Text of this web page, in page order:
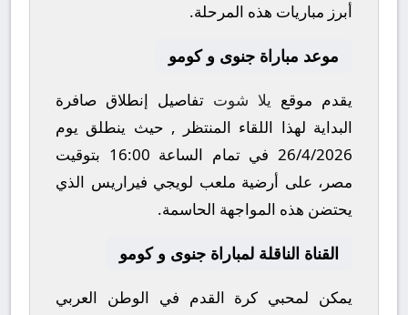
أبرز مباريات هذه المرحلة.
موعد مباراة جنوى و كومو
يقدم موقع يلا شوت تفاصيل إنطلاق صافرة
البداية لهذا اللقاء المنتظر , حيث ينطلق يوم
26/4/2026في تمام الساعة 16:00 بتوقيت
مصر، على أرضية ملعب لويجي فيراريس الذي
يحتضن هذه المواجهة الحاسمة.
القناة الناقلة لمباراة جنوى و كومو
يمكن لمحبي كرة القدم في الوطن العربي